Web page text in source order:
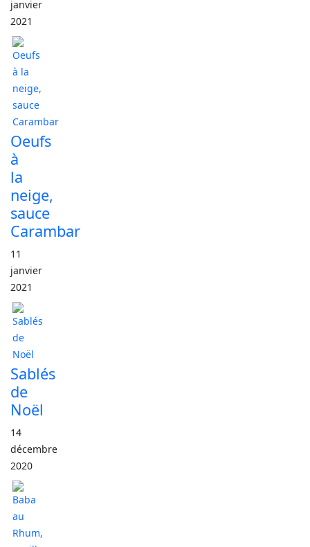
janvier
2021
Oeufs
à
la
neige,
sauce
Carambar
11
janvier
2021
Sablés
de
Noël
14
décembre
2020